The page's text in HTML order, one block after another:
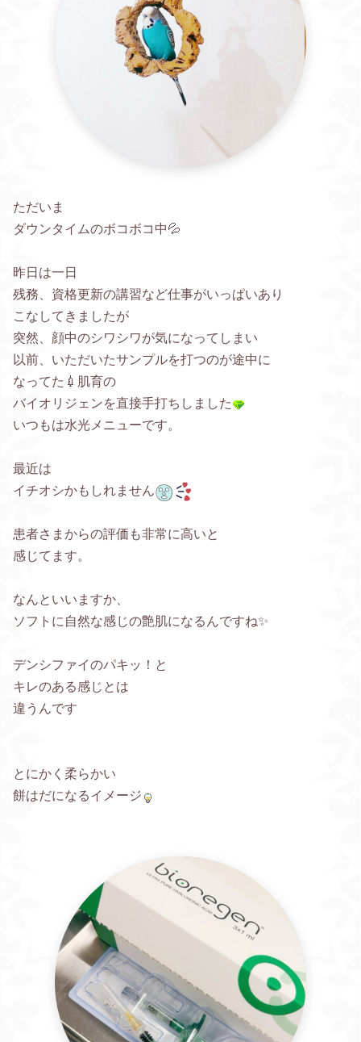
ただいま
ダウンタイムのボコボコ中💦
昨日は一日
残務、資格更新の講習など仕事がいっぱいあり
こなしてきましたが
突然、顔中のシワシワが気になってしまい
以前、いただいたサンプルを打つのが途中に
なってた💉肌育の
バイオリジェンを直接手打ちしました
いつもは水光メニューです。
最近は
イチオシかもしれません
患者さまからの評価も非常に高いと
感じてます。
なんといいますか、
ソフトに自然な感じの艶肌になるんですね✨
デンシファイのパキッ！と
キレのある感じとは
違うんです
とにかく柔らかい
餅はだになるイメージ